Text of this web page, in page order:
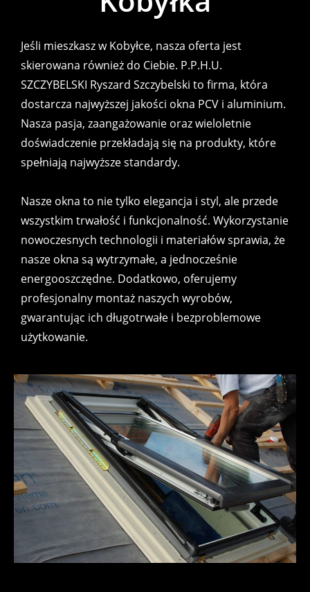
Jeśli mieszkasz w Kobyłce, nasza oferta jest
skierowana również do Ciebie. P.P.H.U.
SZCZYBELSKI Ryszard Szczybelski to firma, która
dostarcza najwyższej jakości okna PCV i aluminium.
Nasza pasja, zaangażowanie oraz wieloletnie
doświadczenie przekładają się na produkty, które
spełniają najwyższe standardy.
Nasze okna to nie tylko elegancja i styl, ale przede
wszystkim trwałość i funkcjonalność. Wykorzystanie
nowoczesnych technologii i materiałów sprawia, że
nasze okna są wytrzymałe, a jednocześnie
energooszczędne. Dodatkowo, oferujemy
profesjonalny montaż naszych wyrobów,
gwarantując ich długotrwałe i bezproblemowe
użytkowanie.